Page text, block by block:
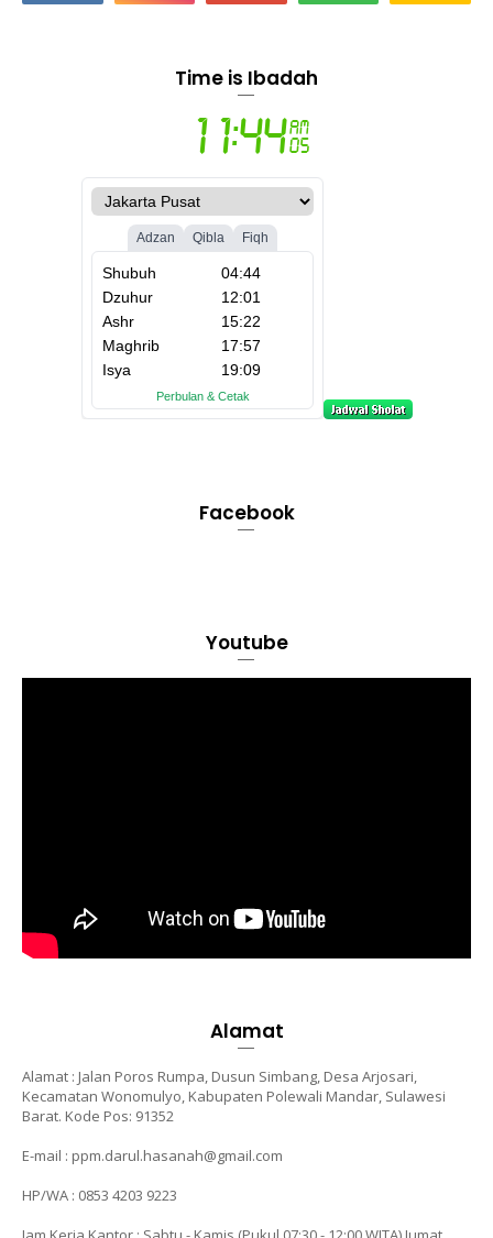
Time is Ibadah
Facebook
Youtube
Alamat
Alamat : Jalan Poros Rumpa, Dusun Simbang, Desa Arjosari,
Kecamatan Wonomulyo, Kabupaten Polewali Mandar, Sulawesi
Barat. Kode Pos: 91352
E-mail : ppm.darul.hasanah@gmail.com
HP/WA : 0853 4203 9223